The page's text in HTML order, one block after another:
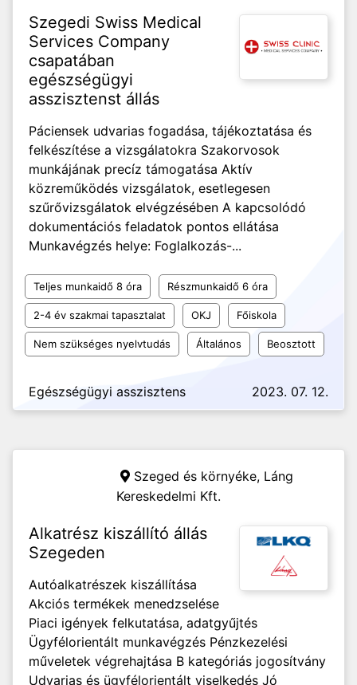
Szegedi Swiss Medical
Services Company
csapatában
egészségügyi
asszisztenst állás
Páciensek udvarias fogadása, tájékoztatása és
felkészítése a vizsgálatokra Szakorvosok
munkájának precíz támogatása Aktív
közreműködés vizsgálatok, esetlegesen
szűrővizsgálatok elvégzésében A kapcsolódó
dokumentációs feladatok pontos ellátása
Munkavégzés helye: Foglalkozás-...
Teljes munkaidő 8 óra Részmunkaidő 6 óra
2-4 év szakmai tapasztalat OKJ Főiskola
Nem szükséges nyelvtudás Általános Beosztott
Egészségügyi asszisztens 2023. 07. 12.
Szeged és környéke, Láng
Kereskedelmi Kft.
Alkatrész kiszállító állás
Szegeden
Autóalkatrészek kiszállítása
Akciós termékek menedzselése
Piaci igények felkutatása, adatgyűjtés
Ügyfélorientált munkavégzés Pénzkezelési
műveletek végrehajtása B kategóriás jogosítvány
Udvarias és ügyfélorientált viselkedés Jó